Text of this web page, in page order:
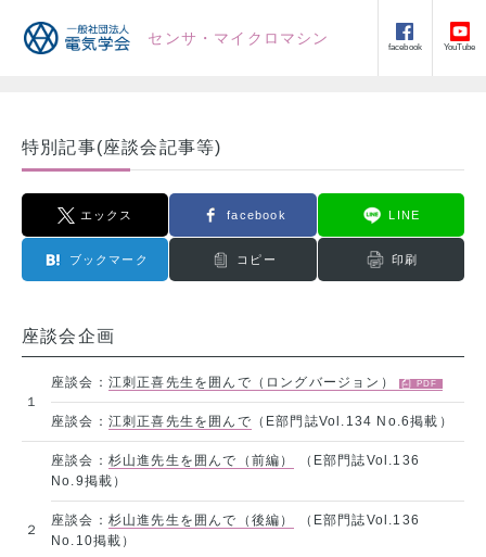
センサ・マイクロマシン
facebook YouTube
特別記事(座談会記事等)
エックス facebook LINE
ブックマーク コピー 印刷
座談会企画
１
座談会： 江刺正喜先生を囲んで（ロングバージョン）
座談会： 江刺正喜先生を囲んで （E部門誌Vol.134 No.6掲載）
２
座談会： 杉山進先生を囲んで（前編）
（E部門誌Vol.136
No.9掲載）
座談会： 杉山進先生を囲んで（後編）
（E部門誌Vol.136
No.10掲載）